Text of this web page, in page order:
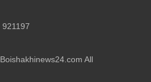
921197
All